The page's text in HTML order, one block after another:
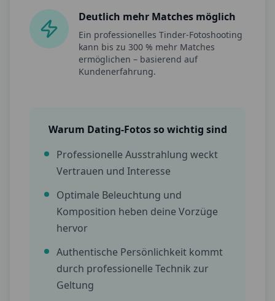
Deutlich mehr Matches möglich
Ein professionelles Tinder-Fotoshooting
kann bis zu 300 % mehr Matches
ermöglichen – basierend auf
Kundenerfahrung.
Warum Dating-Fotos so wichtig sind
Professionelle Ausstrahlung weckt
Vertrauen und Interesse
Optimale Beleuchtung und
Komposition heben deine Vorzüge
hervor
Authentische Persönlichkeit kommt
durch professionelle Technik zur
Geltung